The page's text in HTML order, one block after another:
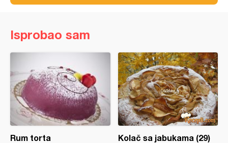
Isprobao sam
Rum torta Kolač sa jabukama (29)